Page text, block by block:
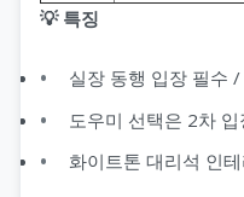
💡 특징
실장 동행 입장 필수
도우미 선택은 2차 입
화이트톤 대리석 인